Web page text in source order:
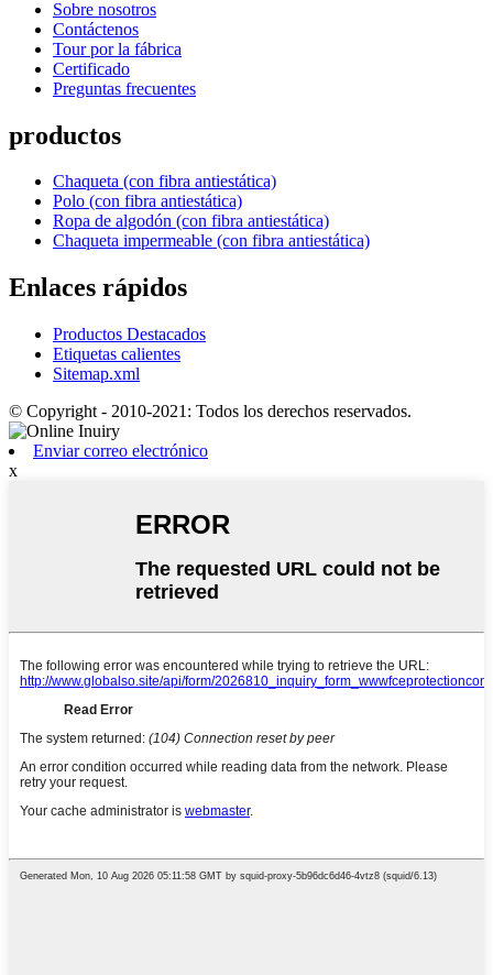
Sobre nosotros
Contáctenos
Tour por la fábrica
Certificado
Preguntas frecuentes
productos
Chaqueta (con fibra antiestática)
Polo (con fibra antiestática)
Ropa de algodón (con fibra antiestática)
Chaqueta impermeable (con fibra antiestática)
Enlaces rápidos
Productos Destacados
Etiquetas calientes
Sitemap.xml
© Copyright - 2010-2021: Todos los derechos reservados.
Enviar correo electrónico
x